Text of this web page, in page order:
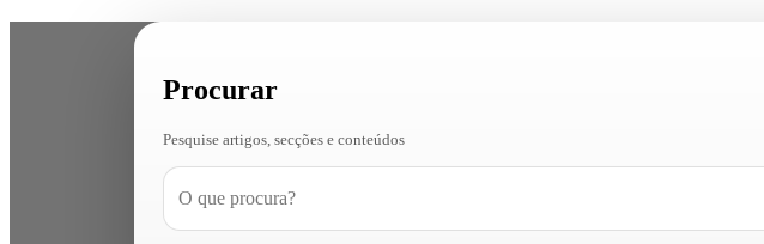
Procurar
Pesquise artigos, secções e conteúdos